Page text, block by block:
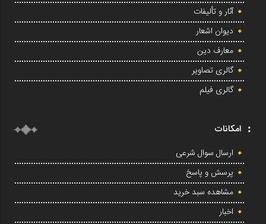
آثار و تألیفات
دیوان اشعار
معارف دین
گالری تصاویر
گالری فیلم
امکانات
ارسال سوال شرعی
پرسش و پاسخ
مشاهده سبد خرید
اخبار